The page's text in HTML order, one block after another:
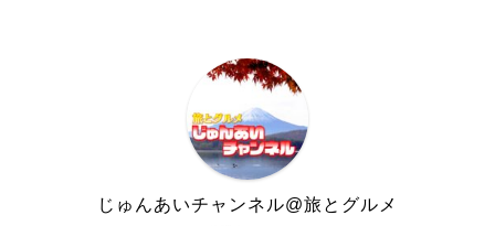
じゅんあいチャンネル@旅とグルメ